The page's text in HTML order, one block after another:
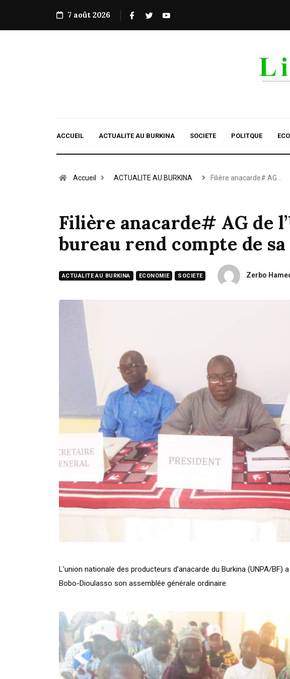
7 août 2026
ACCUEIL ACTUALITE AU BURKINA SOCIETE POLITQUE
Accueil ACTUALITE AU BURKINA Filière anacarde# AG…
Filière anacarde# AG de
bureau rend compte de
ACTUALITE AU BURKINA ECONOMIE SOCIETE Zerbo
L’union nationale des producteurs d’anacarde du Burkina (UNPA/BF)
Bobo-Dioulasso son assemblée générale ordinaire.